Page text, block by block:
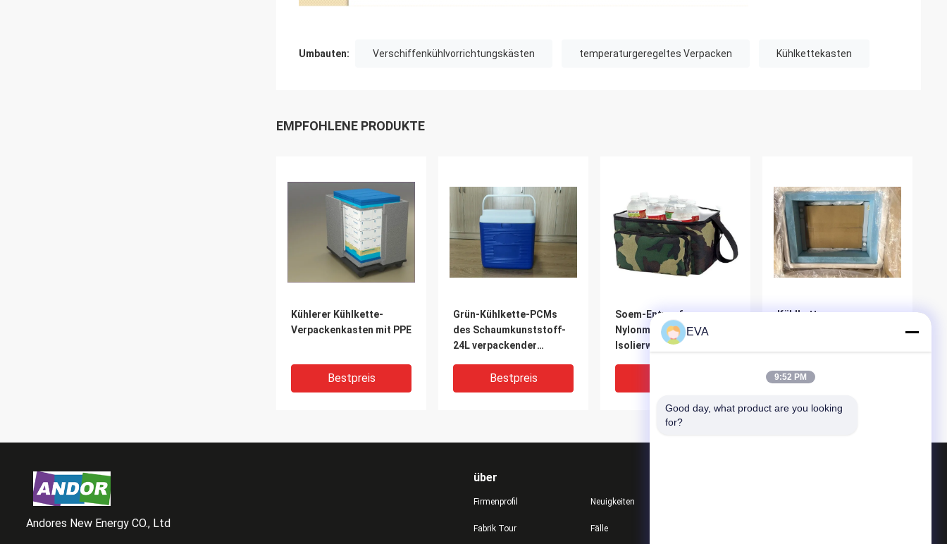
Umbauten: Verschiffenkühlvorrichtungskästen temperaturgeregeltes Verpacken Kühlkettekasten
EMPFOHLENE PRODUKTE
Kühlerer Kühlkette-
Verpackenkasten mit PPE
Bestpreis
Grün-Kühlkette-PCMs
des Schaumkunststoff-
24L verpackender
in medizinischem
Bestpreis
Soem-Entwurfs-
Nylonmaterial
Isolierwein-Kühltasche-
Kühlkette-
Bestpreis
Andores New Energy CO., Ltd
über
Firmenprofil
Fabrik Tour
Neuigkeiten
Fälle
EVA
9:52 PM
Good day, what product are you looking
for?